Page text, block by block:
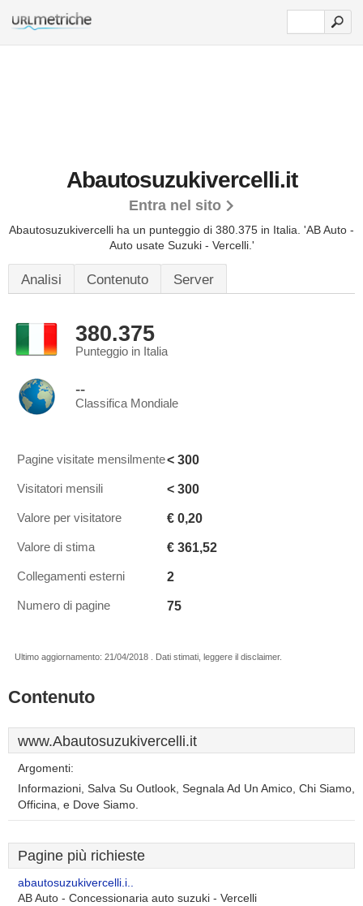
Abautosuzukivercelli.it
Entra nel sito
Abautosuzukivercelli ha un punteggio di 380.375 in Italia. 'AB Auto -
Auto usate Suzuki - Vercelli.'
Analisi Contenuto Server
380.375
Punteggio in Italia
--
Classifica Mondiale
Pagine visitate mensilmente< 300
Visitatori mensili < 300
Valore per visitatore € 0,20
Valore di stima € 361,52
Collegamenti esterni 2
Numero di pagine 75
Ultimo aggiornamento: 21/04/2018 . Dati stimati, leggere il disclaimer.
Contenuto
www.Abautosuzukivercelli.it
Argomenti:
Informazioni, Salva Su Outlook, Segnala Ad Un Amico, Chi Siamo,
Officina, e Dove Siamo.
Pagine più richieste
abautosuzukivercelli.i..
AB Auto - Concessionaria auto suzuki - Vercelli